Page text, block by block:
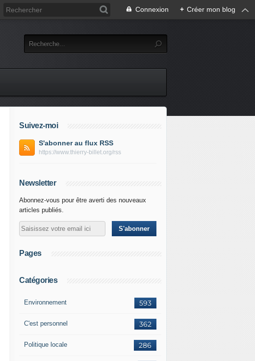
Connexion + Créer mon blog
Suivez-moi
S'abonner au flux RSS
https://www.thierry-billet.org/rss
Newsletter
Abonnez-vous pour être averti des nouveaux
articles publiés.
Pages
Catégories
593
Environnement
362
C'est personnel
286
Politique locale